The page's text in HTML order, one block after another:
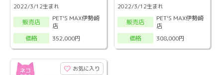
2022/3/12生まれ
販売店
PET'S MAX伊勢崎
店
価格
352,000円
2022/3/12生まれ
販売店
PET'S MAX伊勢崎
店
価格
308,000円
お気に入り